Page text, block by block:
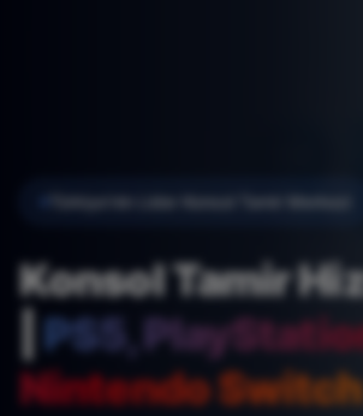
Konsol Tamir
PS5,
Nintendo